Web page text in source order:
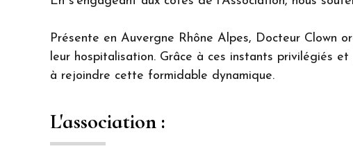
Présente en Auvergne Rhône Alpes, Docteur Clown
leur hospitalisation. Grâce à ces instants privilégiés
à rejoindre cette formidable dynamique.
L'association :